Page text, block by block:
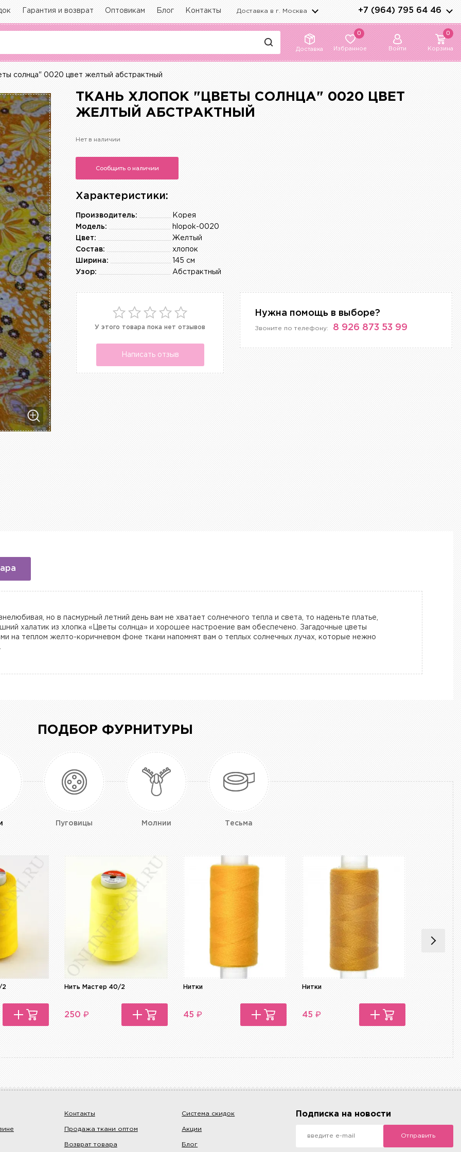
Гарантия и возврат Оптовикам Блог Контакты Доставка в г. Москва +7 (964) 795 64 46
Доставка
0
Избранное Войти
0
Корзина
солнца" 0020 цвет желтый абстрактный
ТКАНЬ ХЛОПОК "ЦВЕТЫ СОЛНЦА" 0020 ЦВЕТ
ЖЕЛТЫЙ АБСТРАКТНЫЙ
Нет в наличии
Сообщить о наличии
Характеристики:
Корея
Производитель:
hlopok-0020
Модель:
Желтый
Цвет:
хлопок
Состав:
145 см
Ширина:
Абстрактный
Узор:
У этого товара пока нет отзывов
Написать отзыв
Нужна помощь в выборе?
Звоните по телефону: 8 926 873 53 99
но в пасмурный летний день вам не хватает солнечного тепла и света, то наденьте платье,
халатик из хлопка «Цветы солнца» и хорошее настроение вам обеспечено. Загадочные цветы
на теплом желто-коричневом фоне ткани напомнят вам о теплых солнечных лучах, которые нежно
ПОДБОР ФУРНИТУРЫ
Пуговицы Молнии Тесьма
2 Нить Мастер 40/2
250 ₽
Нитки
45 ₽
Нитки
45 ₽
Контакты
Продажа ткани оптом
Возврат товара
Система скидок
Акции
Блог
Подписка на новости
Отправить